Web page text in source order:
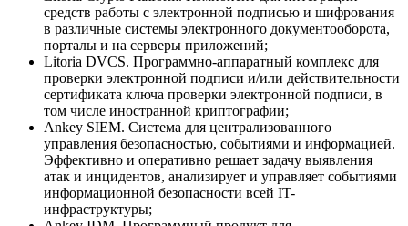
средств работы с электронной подписью и шифрования
в различные системы электронного документооборота,
порталы и на серверы приложений;
Litoria DVCS. Программно-аппаратный комплекс для
проверки электронной подписи и/или действительности
сертификата ключа проверки электронной подписи, в
том числе иностранной криптографии;
Ankey SIEM. Система для централизованного
управления безопасностью, событиями и информацией.
Эффективно и оперативно решает задачу выявления
атак и инцидентов, анализирует и управляет событиями
информационной безопасности всей IT-
инфраструктуры;